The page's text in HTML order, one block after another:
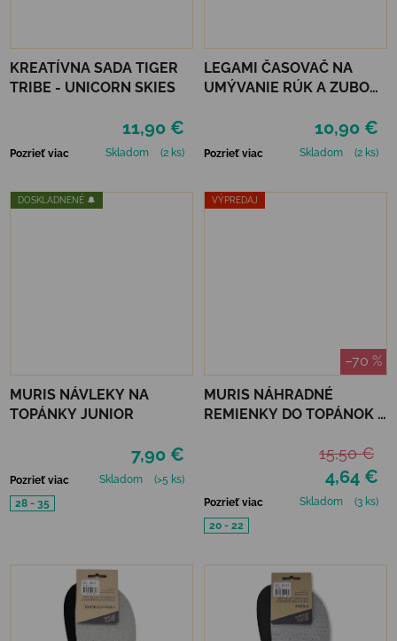
KREATÍVNA SADA TIGER
TRIBE - UNICORN SKIES
11,90 €
Pozrieť viac Skladom (2 ks)
LEGAMI ČASOVAČ NA
UMÝVANIE RÚK A ZUBOV
10,90 €
Pozrieť viac Skladom (2 ks)
DOSKLADNENÉ 🔔
MURIS NÁVLEKY NA
TOPÁNKY JUNIOR
7,90 €
Pozrieť viac Skladom
(>5 ks)
28 - 35
VÝPREDAJ
–70 %
MURIS NÁHRADNÉ
REMIENKY DO TOPÁNOK 3
4,64 €
15,50 €
Pozrieť viac Skladom
(3 ks)
20 - 22